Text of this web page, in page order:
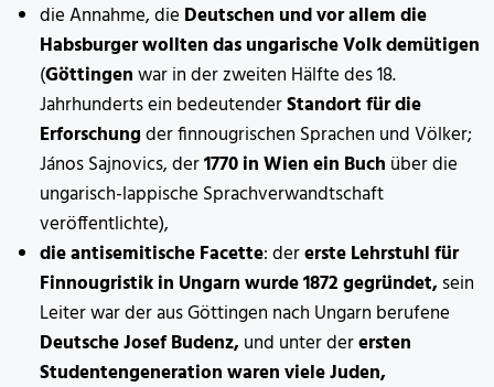
die Annahme, die Deutschen und vor allem die
Habsburger wollten das ungarische Volk demütigen
(Göttingenwar in der zweiten Hälfte des 18.
Jahrhunderts ein bedeutenderStandort für die
Erforschungder finnougrischen Sprachen und Völker;
János Sajnovics, der1770 in Wien ein Buch über die
ungarisch-lappische Sprachverwandtschaft
veröffentlichte),
die antisemitische Facette: dererste Lehrstuhl für
Finnougristik in Ungarn wurde 1872 gegründet,sein
Leiter war der aus Göttingen nach Ungarn berufene
Deutsche Josef Budenz,und unter derersten
Studentengeneration waren viele Juden,